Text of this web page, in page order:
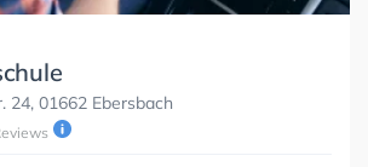
24, 01662 Ebersbach